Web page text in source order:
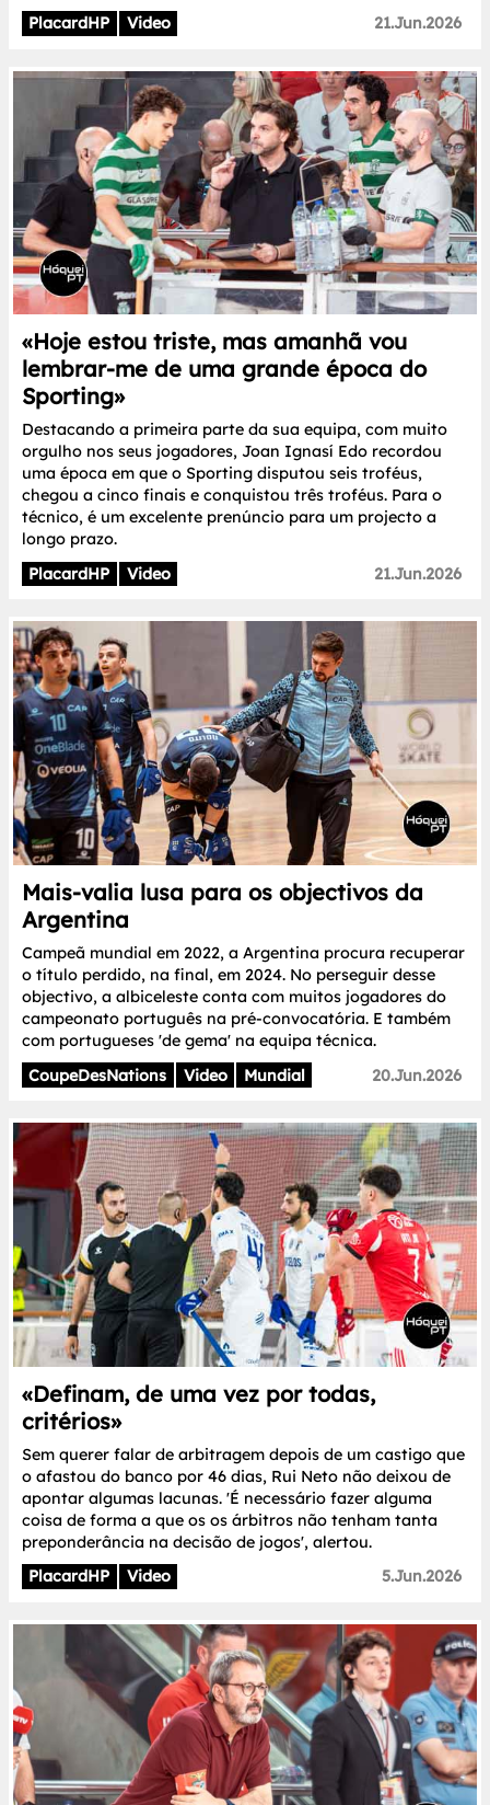
PlacardHP
Video 21.Jun.2026
«Hoje estou triste, mas amanhã vou
lembrar-me de uma grande época do
Sporting»
Destacando a primeira parte da sua equipa, com muito
orgulho nos seus jogadores, Joan Ignasí Edo recordou
uma época em que o Sporting disputou seis troféus,
chegou a cinco finais e conquistou três troféus. Para o
técnico, é um excelente prenúncio para um projecto a
longo prazo.
PlacardHP
Video 21.Jun.2026
Mais-valia lusa para os objectivos da
Argentina
Campeã mundial em 2022, a Argentina procura recuperar
o título perdido, na final, em 2024. No perseguir desse
objectivo, a albiceleste conta com muitos jogadores do
campeonato português na pré-convocatória. E também
com portugueses 'de gema' na equipa técnica.
CoupeDesNations
Video Mundial 20.Jun.2026
«Definam, de uma vez por todas,
critérios»
Sem querer falar de arbitragem depois de um castigo que
o afastou do banco por 46 dias, Rui Neto não deixou de
apontar algumas lacunas. 'É necessário fazer alguma
coisa de forma a que os os árbitros não tenham tanta
preponderância na decisão de jogos', alertou.
PlacardHP
Video 5.Jun.2026